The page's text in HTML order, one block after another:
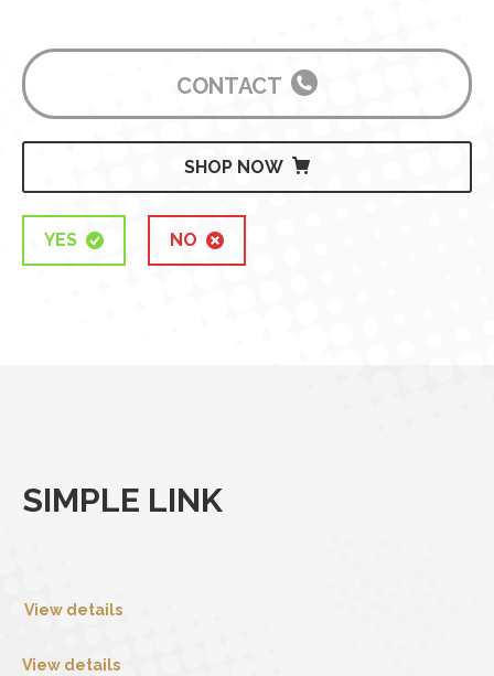
CONTACT
SHOP NOW
YES NO
SIMPLE LINK
View details
View details